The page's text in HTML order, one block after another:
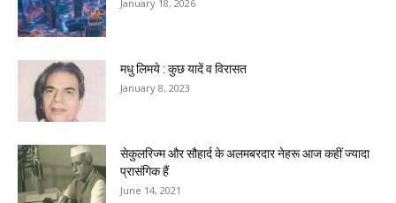
January 18, 2026
मधु लिमये : कुछ यादें व विरासत
January 8, 2023
सेकुलरिज्म और सौहार्द के अलमबरदार नेहरू आज कहीं ज्यादा
प्रासंगिक हैं
June 14, 2021